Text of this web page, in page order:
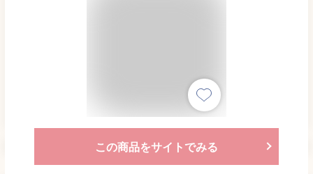
この商品をサイトでみる